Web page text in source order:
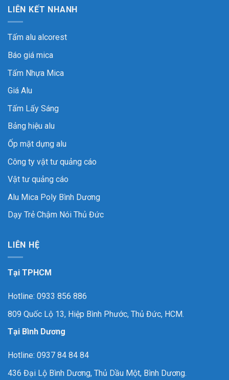
LIÊN KẾT NHANH
Tấm alu alcorest
Báo giá mica
Tấm Nhựa Mica
Giá Alu
Tấm Lấy Sáng
Bảng hiệu alu
Ốp mặt dựng alu
Công ty vật tư quảng cáo
Vật tư quảng cáo
Alu Mica Poly Bình Dương
Dạy Trẻ Chậm Nói Thủ Đức
LIÊN HỆ
Tại TPHCM
Hotline: 0933 856 886
809 Quốc Lộ 13, Hiệp Bình Phước, Thủ Đức, HCM.
Tại Bình Dương
Hotline: 0937 84 84 84
436 Đại Lộ Bình Dương, Thủ Dầu Một, Bình Dương.